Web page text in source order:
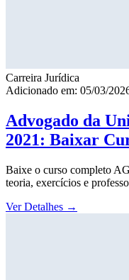
Carreira Jurídica
Adicionado em: 05/03/
Advogado da
2021: Baixar
Baixe o curso completo
teoria, exercícios e
Ver Detalhes →